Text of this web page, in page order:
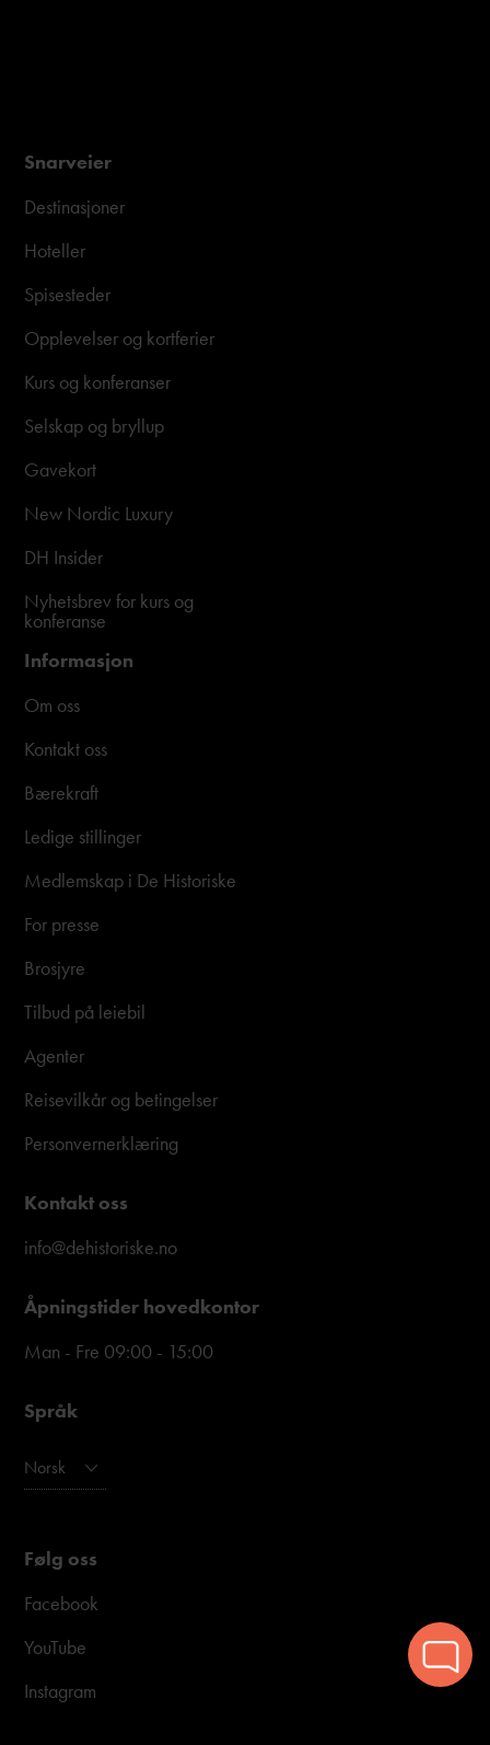
Snarveier
Destinasjoner
Hoteller
Spisesteder
Opplevelser og kortferier
Kurs og konferanser
Selskap og bryllup
Gavekort
New Nordic Luxury
DH Insider
Nyhetsbrev for kurs og
konferanse
Informasjon
Om oss
Kontakt oss
Bærekraft
Ledige stillinger
Medlemskap i De Historiske
For presse
Brosjyre
Tilbud på leiebil
Agenter
Reisevilkår og betingelser
Personvernerklæring
Kontakt oss
info@dehistoriske.no
Åpningstider hovedkontor
Man - Fre 09:00 - 15:00
Språk
Norsk
Følg oss
Facebook
YouTube
Instagram